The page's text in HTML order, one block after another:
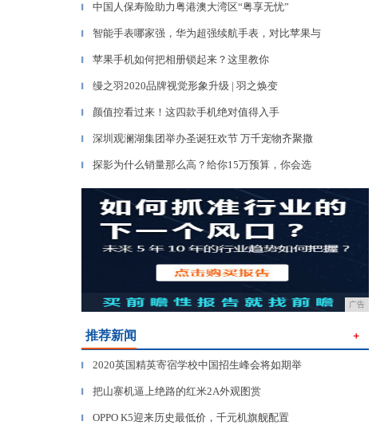
▎ 中国人保寿险助力粤港澳大湾区“粤享无忧”
▎ 智能手表哪家强，华为超强续航手表，对比苹果与
▎ 苹果手机如何把相册锁起来？这里教你
▎ 缦之羽2020品牌视觉形象升级 | 羽之焕变
▎ 颜值控看过来！这四款手机绝对值得入手
▎ 深圳观澜湖集团举办圣诞狂欢节 万千宠物齐聚撒
▎ 探影为什么销量那么高？给你15万预算，你会选
广告
推荐新闻 ＋
▎ 2020英国精英寄宿学校中国招生峰会将如期举
▎ 把山寨机逼上绝路的红米2A外观图赏
▎ OPPO K5迎来历史最低价，千元机旗舰配置